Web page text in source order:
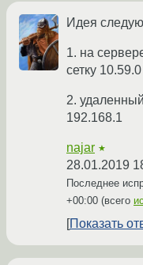
Идея
1. на
сетку 10.59.0
2.
192.168.1
najar ★
28.01.2019
Последнее
+00:00 (всего
Показать